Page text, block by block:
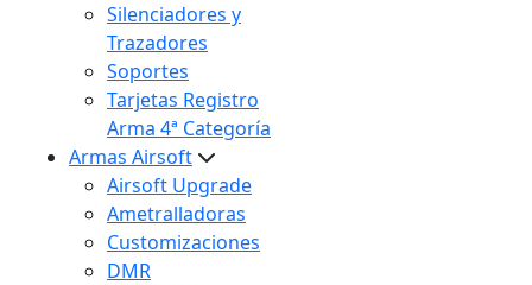
Silenciadores y
Trazadores
Soportes
Tarjetas Registro
Arma 4ª Categoría
Armas Airsoft
Airsoft Upgrade
Ametralladoras
Customizaciones
DMR